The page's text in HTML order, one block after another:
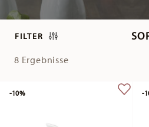
FILTER
8 Ergebnisse
-10% -